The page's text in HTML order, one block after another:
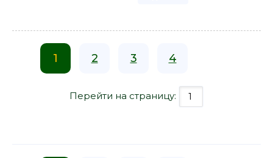
1 2 3 4
Перейти на страницу: